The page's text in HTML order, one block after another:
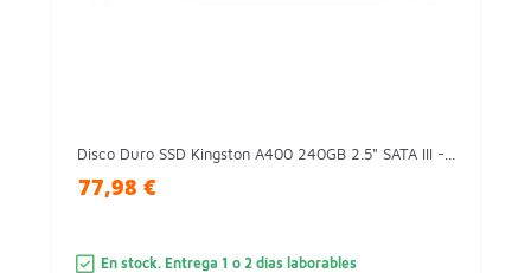
Disco Duro SSD Kingston A400 240GB 2.5" SATA III -...
77,98 €
En stock. Entrega 1 o 2 días laborables